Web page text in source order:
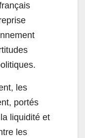
les
portés
liquidité et
les